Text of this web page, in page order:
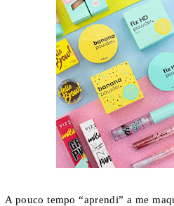
A pouco tempo “aprendi” a me